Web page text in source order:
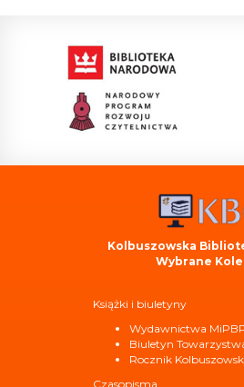
Kolbuszowska
Wybrane
Książki i biuletyny
Wydawnictwa
Biuletyn
Rocznik
Czasopisma